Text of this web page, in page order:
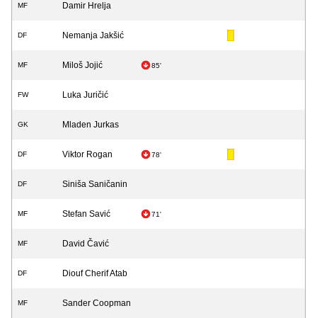
MF Damir Hrelja
DF Nemanja Jakšić
MF Miloš Jojić 85'
FW Luka Juričić
GK Mladen Jurkas
DF Viktor Rogan 78'
DF Siniša Saničanin
MF Stefan Savić 71'
MF David Čavić
DF Diouf Cherif Atab
MF Sander Coopman